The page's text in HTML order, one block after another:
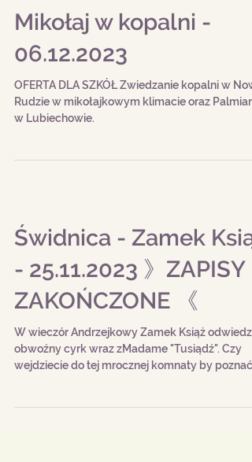
Mikołaj w kopalni -
06.12.2023
OFERTA DLA SZKÓŁ Zwiedzanie kopalni w
Świdnica - Zamek Książ
- 25.11.2023 》ZAPISY
ZAKOŃCZONE 《
W wieczór Andrzejkowy Zamek Książ odwiedzi
obwoźny cyrk wraz zMadame "Tusiądź". Czy
przyszłość?